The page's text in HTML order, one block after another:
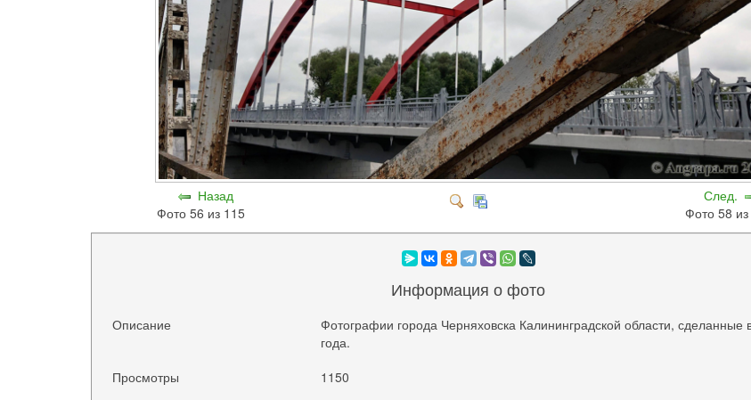
Назад
Фото 56 из 115
След.
Фото 58
Информация о фото
Описание
Фотографии города Черняховска Калининградской области, сделанные
года.
Просмотры
1150